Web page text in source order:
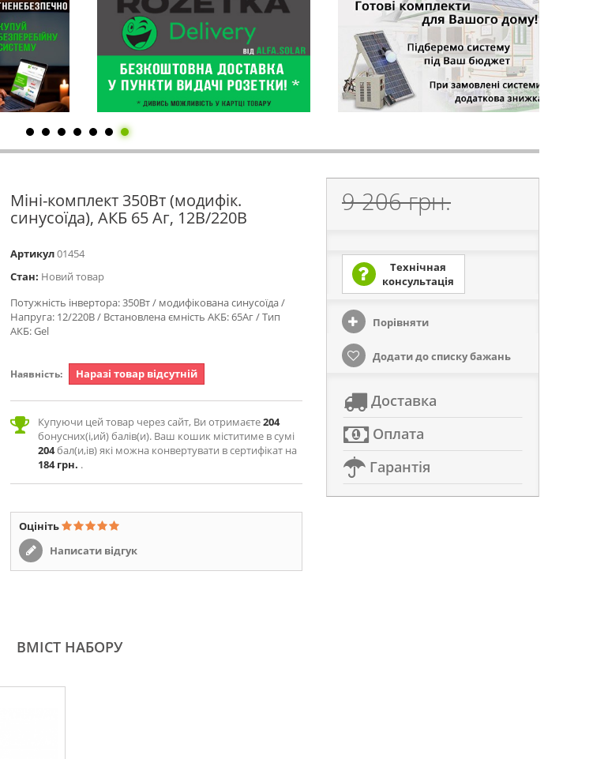
Міні-комплект 350Вт (модифік.
синусоїда), АКБ 65 Аг, 12В/220В
Артикул01454
Стан: Новий товар
Потужність інвертора: 350Вт / модифікована синусоїда /
Напруга: 12/220В / Встановлена ємність АКБ: 65Аг / Тип
АКБ: Gel
Наявність: Наразі товар відсутній
Купуючи цей товар через сайт, Ви отримаєте204
бонусних(і,ий) балів(и). Ваш кошик міститиме в сумі
204бал(и,ів) які можна конвертувати в сертифікат на
184 грн. .
Оцініть
Написати відгук
9 206 грн.
Технічная
консультація
Порівняти
Додати до списку бажань
Доставка
Оплата
Гарантія
ВМІСТ НАБОРУ